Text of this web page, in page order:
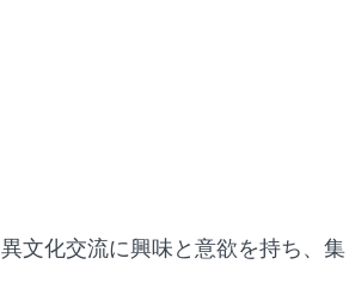
文化交流に興味と意欲を持ち、集